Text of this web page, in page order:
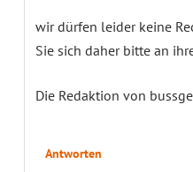
wir dürfen leider keine
Sie sich daher bitte an
Die Redaktion von
Antworten